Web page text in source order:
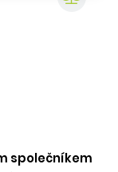
společníkem